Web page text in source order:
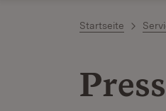
Startseite